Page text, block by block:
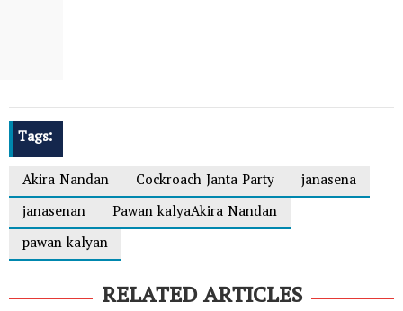
Tags:
Akira Nandan
Cockroach Janta Party
janasena
janasenan
Pawan kalyaAkira Nandan
pawan kalyan
RELATED ARTICLES